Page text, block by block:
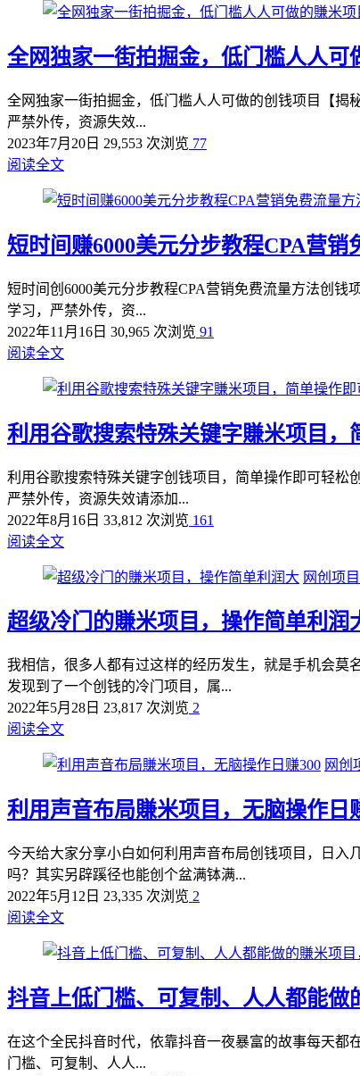
全网独家一街拍掘金，低门槛人人可
全网独家一街拍掘金，低门槛人人可做的创钱项目【揭
严禁外传，资源失效...
2023年7月20日 29,553 次浏览 77
阅读全文
短时间赚6000美元分步教程CPA营
短时间创6000美元分步教程CPA营销免费流量方法创
学习，严禁外传，资...
2022年11月16日 30,965 次浏览 91
阅读全文
利用谷歌搜索特殊关键字賺米项目，
利用谷歌搜索特殊关键字创钱项目，简单操作即可轻松
严禁外传，资源失效请添加...
2022年8月16日 33,812 次浏览 161
阅读全文
网创项目
超级冷门的賺米项目，操作简单利润
我相信，很多人都有过这样的经历发生，就是手机会莫
发现到了一个创钱的冷门项目，属...
2022年5月28日 23,817 次浏览 2
阅读全文
网创
利用声音布局賺米项目，无脑操作日
今天给大家分享小白如何利用声音布局创钱项目，日入
吗？其实另辟蹊径也能创个盆满钵满...
2022年5月12日 23,335 次浏览 2
阅读全文
抖音上低门槛、可复制、人人‬‬都能做
在这个全民抖音时代，依靠抖音‬‬一夜暴富的故事每天‬‬都
门槛、可复制、人人...